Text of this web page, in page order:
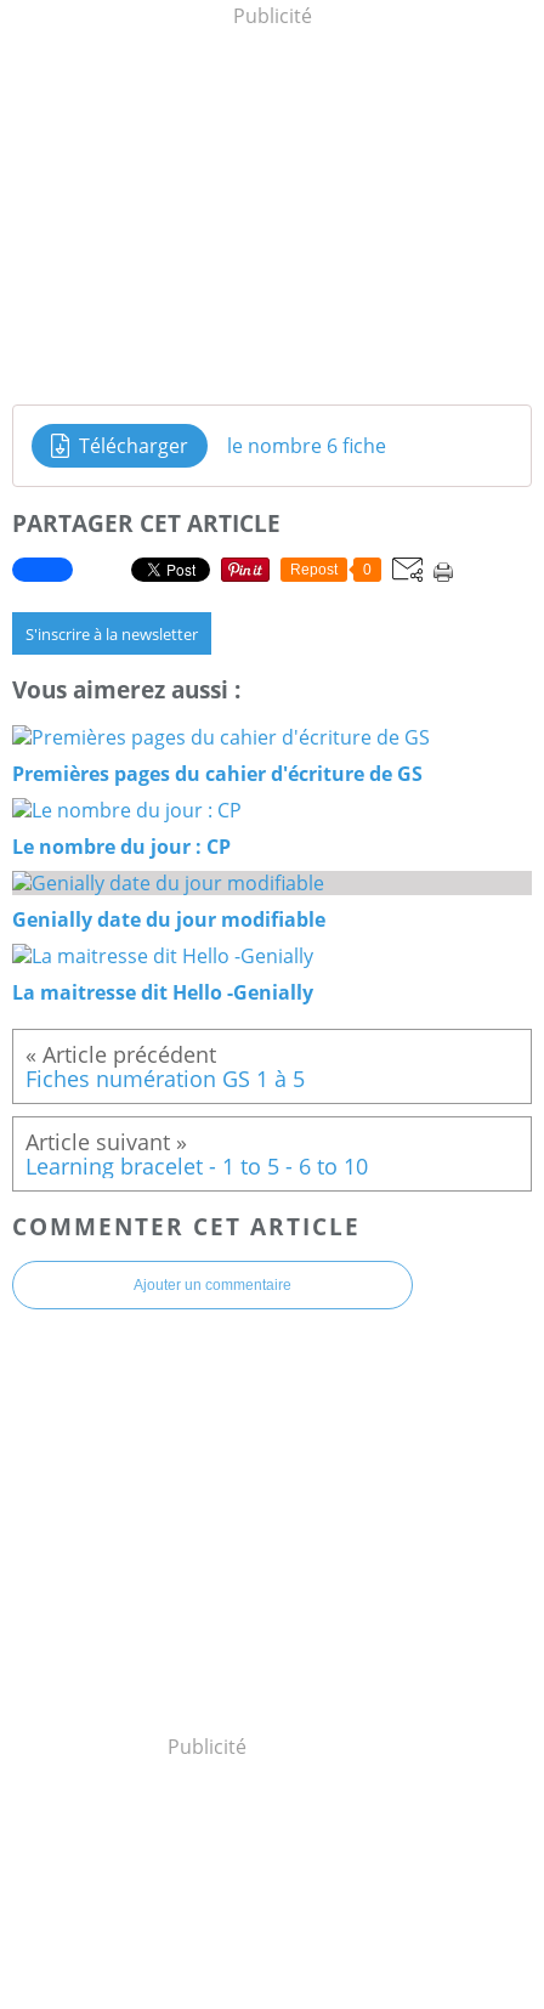
Publicité
Télécharger le nombre 6 fiche
PARTAGER CET ARTICLE
Repost 0
S'inscrire à la newsletter
Vous aimerez aussi :
Premières pages du cahier d'écriture de GS
Le nombre du jour : CP
Genially date du jour modifiable
La maitresse dit Hello -Genially
Fiches numération GS 1 à 5
Learning bracelet - 1 to 5 - 6 to 10
COMMENTER CET ARTICLE
Ajouter un commentaire
Publicité